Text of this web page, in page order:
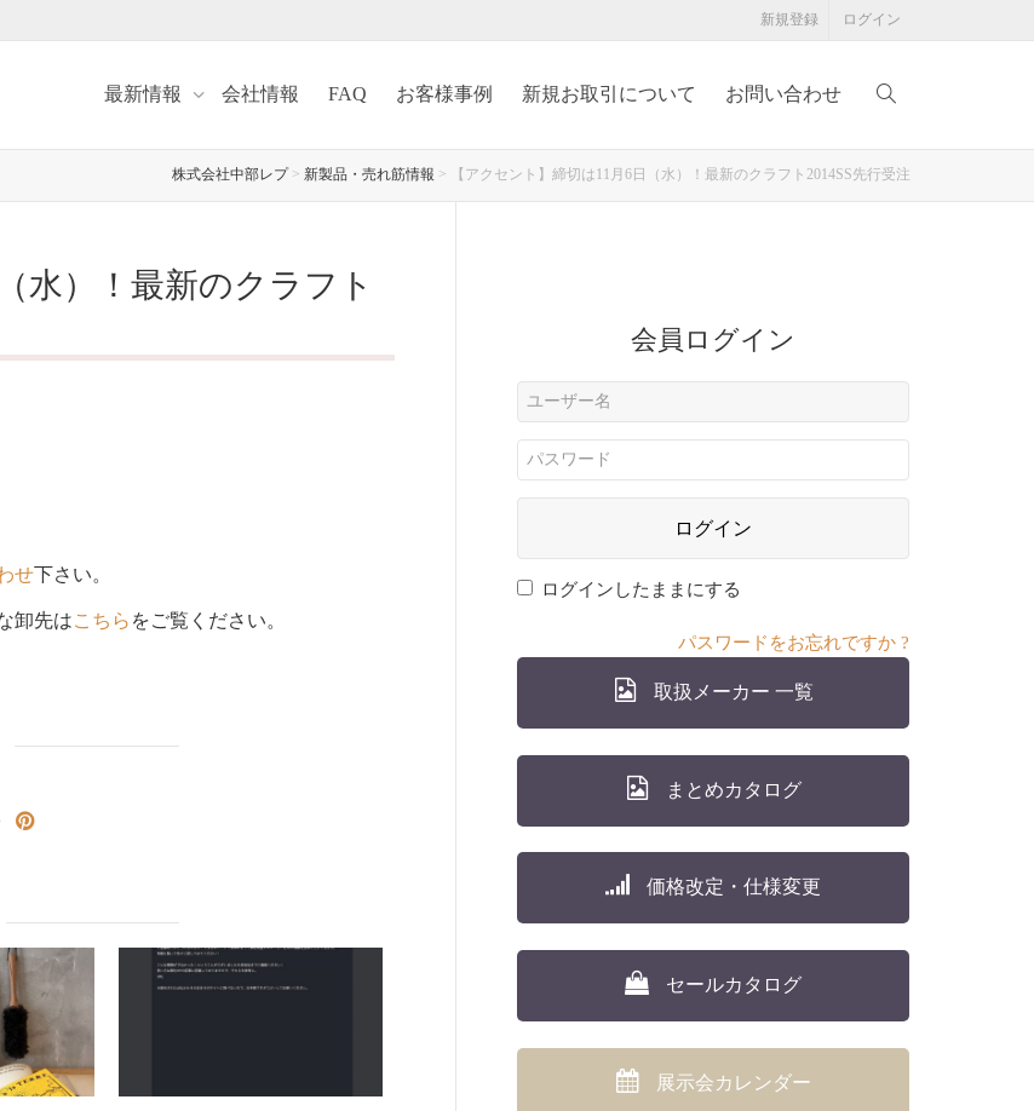
新規登録 ログイン
最新情報 会社情報 FAQ お客様事例 新規お取引について お問い合わせ
株式会社中部レプ> 新製品・売れ筋情報 > 【アクセント】締切は11月6日（水）！最新のクラフト2014SS先行受注
水）！最新のクラフト
せ下さい。
卸先はこちら をご覧ください。
会員ログイン
ログイン
ログインしたままにする
パスワードをお忘れですか ?
取扱メーカー 一覧
まとめカタログ
価格改定・仕様変更
セールカタログ
展示会カレンダー